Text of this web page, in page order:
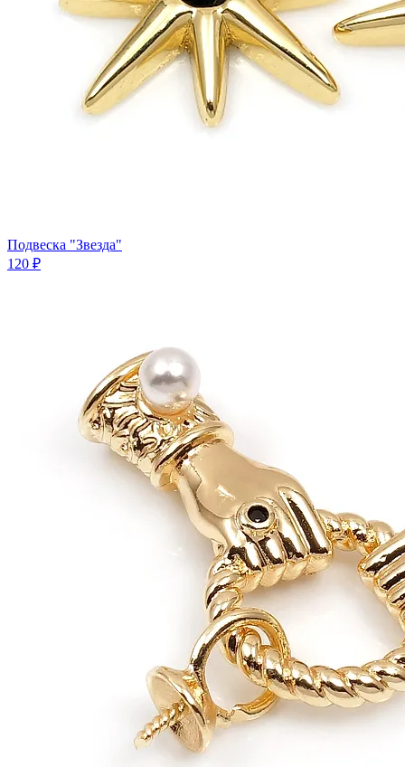
Подвеска "Звезда"
120 ₽